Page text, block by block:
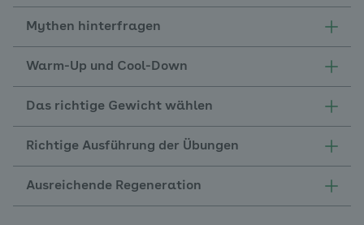
Mythen hinterfragen
Warm-Up und Cool-Down
Das richtige Gewicht wählen
Richtige Ausführung der Übungen
Ausreichende Regeneration